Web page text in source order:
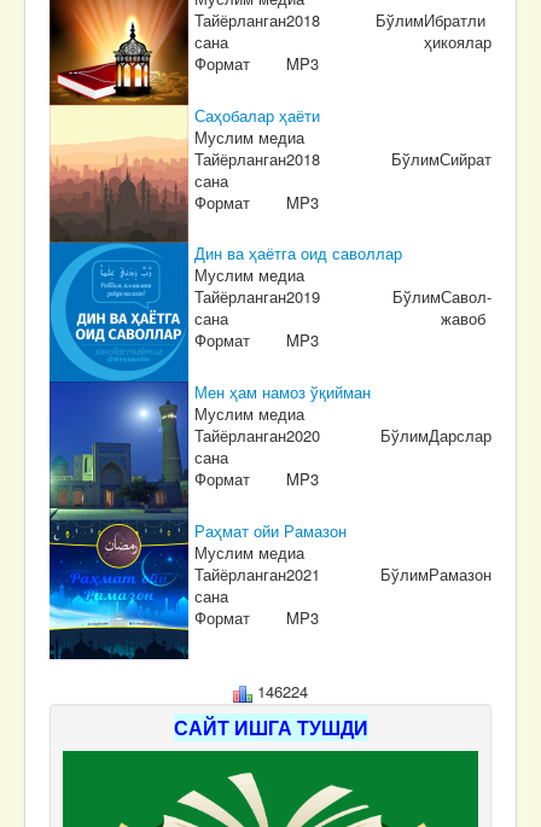
Тайёрланган
сана
2018
Формат
MP3
БўлимИбратли
ҳикоялар
Саҳобалар ҳаёти
Муслим медиа
Тайёрланган
сана
2018
Формат
MP3
БўлимСийрат
Дин ва ҳаётга оид саволлар
Муслим медиа
Тайёрланган
сана
2019
Формат
MP3
БўлимСавол-
жавоб
Мен ҳам намоз ўқийман
Муслим медиа
Тайёрланган
сана
2020
Формат
MP3
БўлимДарслар
Раҳмат ойи Рамазон
Муслим медиа
Тайёрланган
сана
2021
Формат
MP3
БўлимРамазон
146224
САЙТ ИШГА ТУШДИ